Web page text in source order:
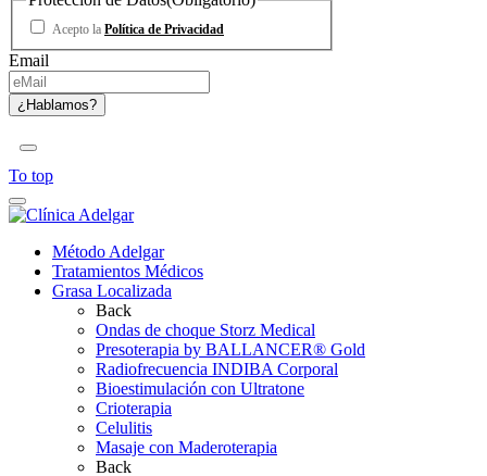
Acepto la Política de Privacidad
Email
To top
Método Adelgar
Tratamientos Médicos
Grasa Localizada
Back
Ondas de choque Storz Medical
Presoterapia by BALLANCER® Gold
Radiofrecuencia INDIBA Corporal
Bioestimulación con Ultratone
Crioterapia
Celulitis
Masaje con Maderoterapia
Back